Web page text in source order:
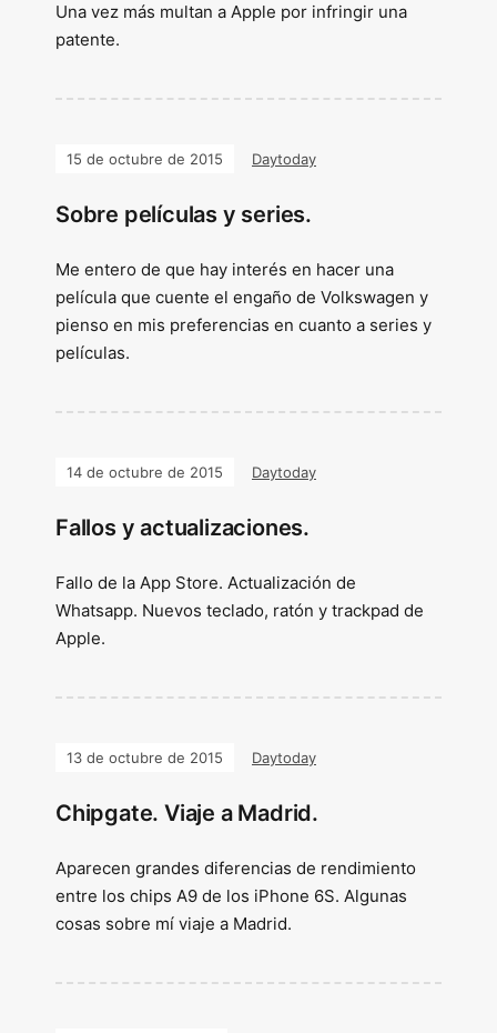
Una vez más multan a Apple por infringir una
patente.
15 de octubre de 2015 Daytoday
Sobre películas y series.
Me entero de que hay interés en hacer una
película que cuente el engaño de Volkswagen y
pienso en mis preferencias en cuanto a series y
películas.
14 de octubre de 2015 Daytoday
Fallos y actualizaciones.
Fallo de la App Store. Actualización de
Whatsapp. Nuevos teclado, ratón y trackpad de
Apple.
13 de octubre de 2015 Daytoday
Chipgate. Viaje a Madrid.
Aparecen grandes diferencias de rendimiento
entre los chips A9 de los iPhone 6S. Algunas
cosas sobre mí viaje a Madrid.